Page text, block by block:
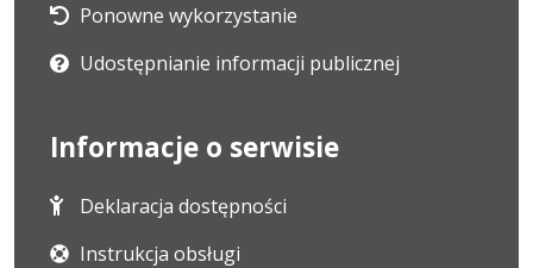
Ponowne wykorzystanie
Udostępnianie informacji publicznej
Informacje o serwisie
Deklaracja dostępności
Instrukcja obsługi